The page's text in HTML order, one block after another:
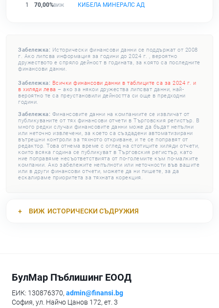
1
70,00% КИБЕЛА МИНЕРАЛС АД
Забележка: Исторически финансови данни се поддържат от 2008
г. Ако липсва информация за години до 2024 г. , вероятно
дружеството е спряло дейност в годината, за която са последните
финансови данни.
Забележка: Всички финансови данни в таблиците са за 2024 г. и
в хиляди лева – ако за някои дружества липсват данни, най-
вероятно те са преустановили дейността си още в предходни
години.
Забележка: Финансовите данни на компаниите се извличат от
публикуваните от тях финансови отчети в Търговския регистър. В
много редки случаи финансовите данни може да бъдат непълни
или неточно извлечени, за което са създадени автоматизирани
вътрешни контроли за тяхното откриване, и те се поправят от
редактор. Това отнема време с оглед на стотиците хиляди отчети,
които всяка година се публикуват в Търговския регистър, като
ние поправяме несъответствията от по-големите към по-малките
компании. Ако забележите непълноти или неточности във вашите
или в други финансови отчети, можете да ни пишете, за да
ескалираме приоритета за тяхната корекция.
ВИЖ ИСТОРИЧЕСКИ СЪДРУЖИЯ
БулМар Пъблишинг ЕООД
ЕИК: 130876370, admin@finansi.bg
София, ул. Найчо Цанов 172, ет. 3